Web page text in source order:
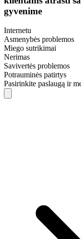
gyvenime
Internetu
Asmenybės problemos
Miego sutrikimai
Nerimas
Savivertės problemos
Potrauminės patirtys
Pasirinkite paslaugą ir